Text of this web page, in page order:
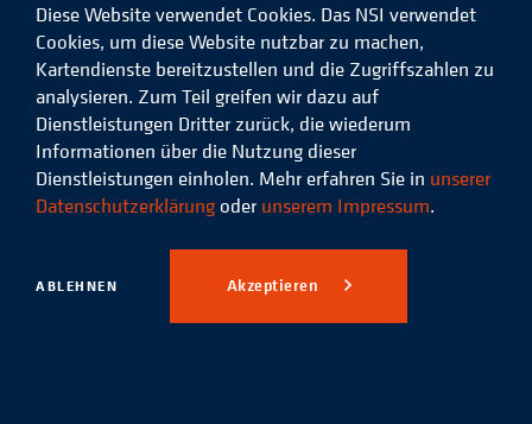
Das
NSI
Facebook
Das
NSI
auf
LinkedIn
Das
NSI
auf
Instagram
Das
Xing
© 2026 Niedersächsisches
Studieninstitut für kommunale
Verwaltung e.V.
Datenschutz Impressum
Diese Website verwendet Cookies. Das NSI verwendet
Cookies, um diese Website nutzbar zu machen,
Kartendienste bereitzustellen und die Zugriffszahlen zu
analysieren. Zum Teil greifen wir dazu auf
Dienstleistungen Dritter zurück, die wiederum
Informationen über die Nutzung dieser
Dienstleistungen einholen. Mehr erfahren Sie in unserer
Datenschutzerklärung oder unserem Impressum.
ABLEHNEN Akzeptieren